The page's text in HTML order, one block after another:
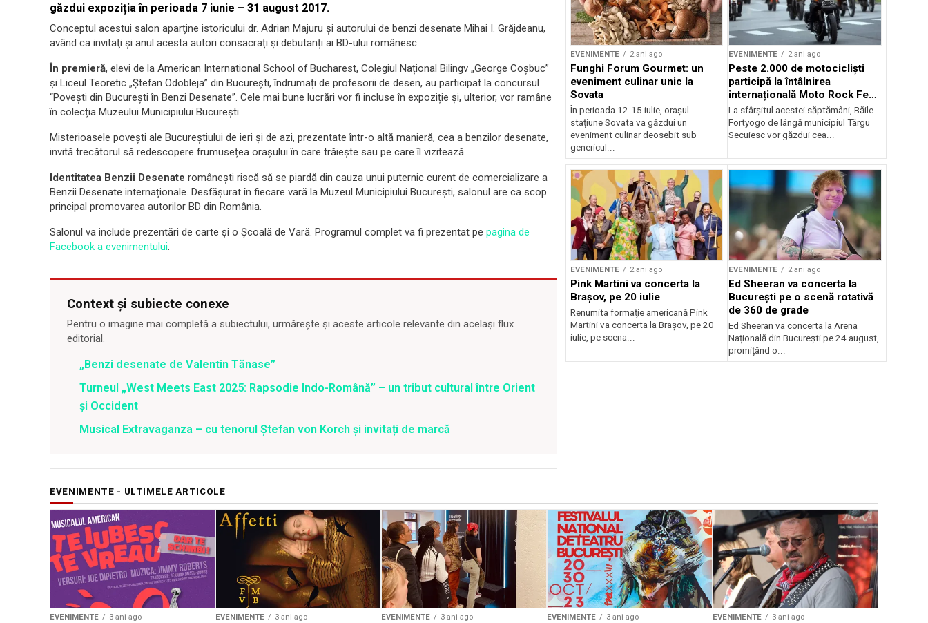
găzdui expoziția în perioada 7 iunie – 31 august 2017.
Conceptul acestui salon aparţine istoricului dr. Adrian Majuru şi autorului de benzi desenate Mihai I. Grăjdeanu,
având ca invitaţi și anul acesta autori consacrați și debutanți ai BD-ului românesc.
În premieră, elevi de la American International School of Bucharest, Colegiul Național Bilingv „George Coșbuc”
și Liceul Teoretic „Ştefan Odobleja” din București, îndrumați de profesorii de desen, au participat la concursul
“Povești din București în Benzi Desenate”. Cele mai bune lucrări vor fi incluse în expoziție și, ulterior, vor ramâne
în colecția Muzeului Municipiului București.
Misterioasele povești ale Bucureștiului de ieri și de azi, prezentate într-o altă manieră, cea a benzilor desenate,
invită trecătorul să redescopere frumusețea orașului în care trăiește sau pe care îl vizitează.
Identitatea Benzii Desenate românești riscă să se piardă din cauza unui puternic curent de comercializare a
Benzii Desenate internaționale. Desfășurat în fiecare vară la Muzeul Municipiului București, salonul are ca scop
principal promovarea autorilor BD din România.
Salonul va include prezentări de carte și o Şcoală de Vară. Programul complet va fi prezentat pe pagina de
Facebook a evenimentului.
Context și subiecte conexe
Pentru o imagine mai completă a subiectului, urmărește și aceste articole relevante din același flux
editorial.
„Benzi desenate de Valentin Tănase”
Turneul „West Meets East 2025: Rapsodie Indo-Română” – un tribut cultural între Orient
și Occident
Musical Extravaganza – cu tenorul Ștefan von Korch și invitați de marcă
EVENIMENTE 2 ani ago
Funghi Forum Gourmet: un
eveniment culinar unic la
Sovata
În perioada 12-15 iulie, orașul-
stațiune Sovata va găzdui un
eveniment culinar deosebit sub
genericul...
EVENIMENTE 2 ani ago
Peste 2.000 de motocicliști
participă la întâlnirea
internațională Moto Rock Fest
la Băile Fortyogo
La sfârșitul acestei săptămâni, Băile
Fortyogo de lângă municipiul Târgu
Secuiesc vor găzdui cea...
EVENIMENTE 2 ani ago
Pink Martini va concerta la
Braşov, pe 20 iulie
Renumita formaţie americană Pink
Martini va concerta la Braşov, pe 20
iulie, pe scena...
EVENIMENTE 2 ani ago
Ed Sheeran va concerta la
București pe o scenă rotativă
de 360 de grade
Ed Sheeran va concerta la Arena
Națională din București pe 24 august,
promițând o...
EVENIMENTE - ULTIMELE ARTICOLE
EVENIMENTE 3 ani ago EVENIMENTE 3 ani ago EVENIMENTE 3 ani ago EVENIMENTE 3 ani ago EVENIMENTE 3 ani ago